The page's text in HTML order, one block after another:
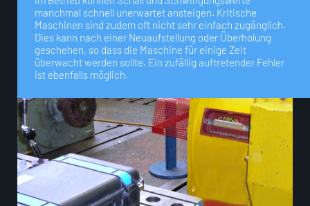
manchmal schnell unerwartet ansteigen. Kritische
Maschinen sind zudem oft nicht sehr einfach zugänglich.
Dies kann nach einer Neuaufstellung oder Überholung
geschehen, so dass die Maschine für einige Zeit
überwacht werden sollte. Ein zufällig auftretender Fehler
ist ebenfalls möglich.